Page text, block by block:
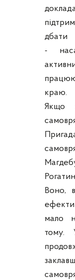
-
краю.
Якщо
Воно,
мало
тому.